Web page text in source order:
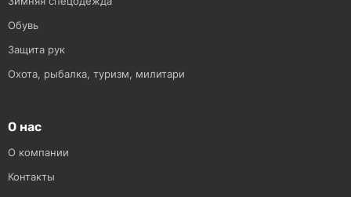
Обувь
Защита рук
Охота, рыбалка, туризм, милитари
О нас
О компании
Контакты